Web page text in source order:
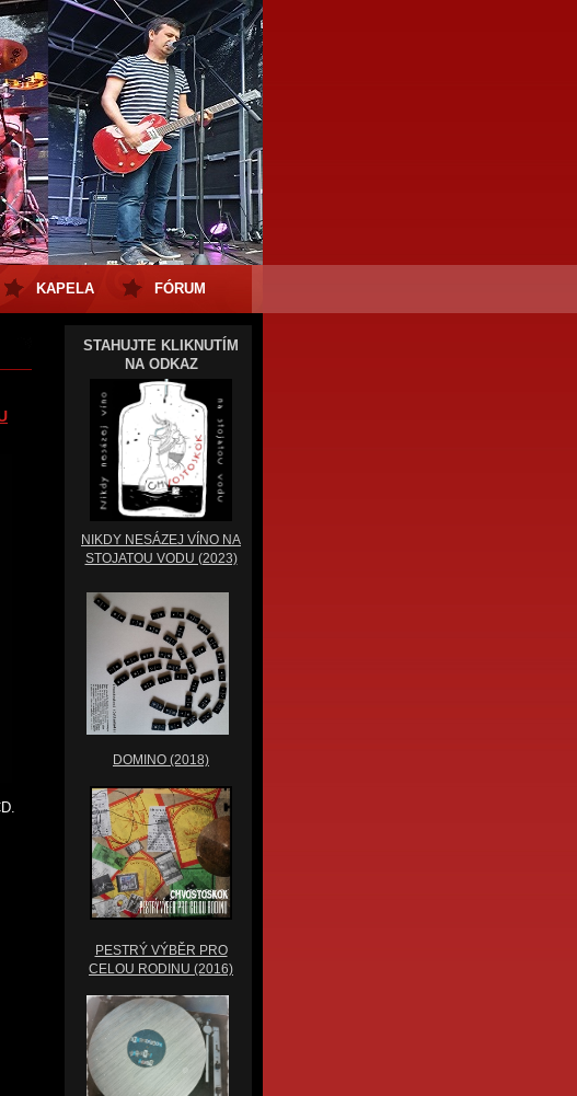
STAHUJTE KLIKNUTÍM
NA ODKAZ
NIKDY NESÁZEJ VÍNO NA
STOJATOU VODU (2023)
DOMINO (2018)
PESTRÝ VÝBĚR PRO
CELOU RODINU (2016)
KAPELA FÓRUM